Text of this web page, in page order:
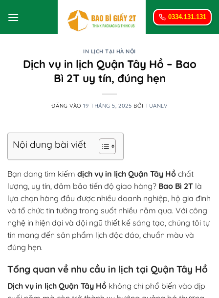
qua
0334.131.131
IN LỊCH TẠI HÀ NỘI
Dịch vụ in lịch Quận Tây Hồ – Bao
Bì 2T uy tín, đúng hẹn
ĐĂNG VÀO19 THÁNG 5, 2025 BỞITUANLV
Nội dung bài viết
Bạn đang tìm kiếm dịch vụ in lịch Quận Tây Hồ chất
lượng, uy tín, đảm bảo tiến độ giao hàng? Bao Bì 2T là
lựa chọn hàng đầu được nhiều doanh nghiệp, hộ gia đình
và tổ chức tin tưởng trong suốt nhiều năm qua. Với công
nghệ in hiện đại và đội ngũ thiết kế sáng tạo, chúng tôi tự
tin mang đến sản phẩm lịch độc đáo, chuẩn màu và
đúng hẹn.
Tổng quan về nhu cầu in lịch tại Quận Tây Hồ
Dịch vụ in lịch Quận Tây Hồ không chỉ phổ biến vào dịp